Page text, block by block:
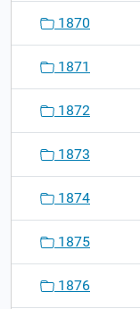
1870
1871
1872
1873
1874
1875
1876